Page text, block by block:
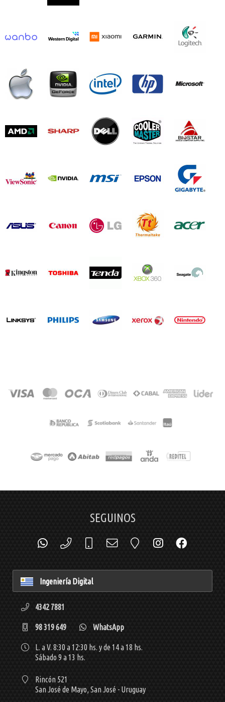
SEGUINOS
Ingeniería Digital
4342 7881
98 319 649 WhatsApp
L. a V. 8:30 a 12:30 hs. y de 14 a 18 hs.
Sábado 9 a 13 hs.
Rincón 521
San José de Mayo,San José - Uruguay